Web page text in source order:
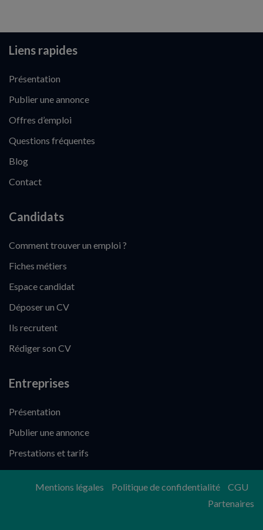
Liens rapides
Présentation
Publier une annonce
Offres d’emploi
Questions fréquentes
Blog
Contact
Candidats
Comment trouver un emploi ?
Fiches métiers
Espace candidat
Déposer un CV
Ils recrutent
Rédiger son CV
Entreprises
Présentation
Publier une annonce
Prestations et tarifs
Mentions légales Politique de confidentialité
CGU
Partenaires